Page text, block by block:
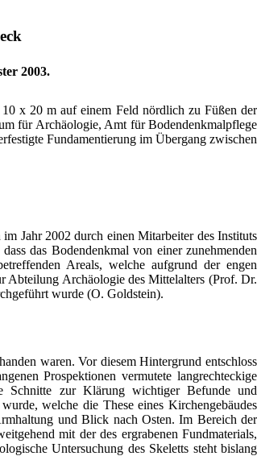
2003.
x 20 m auf einem Feld nördlich zu Füßen der
für Archäologie, Amt für Bodendenkmalpflege
Fundamentierung im Übergang zwischen
Jahr 2002 durch einen Mitarbeiter des Instituts
das Bodendenkmal von einer zunehmenden
Areals, welche aufgrund der engen
Abteilung Archäologie des Mittelalters (Prof. Dr.
wurde (O. Goldstein).
waren. Vor diesem Hintergrund entschloss
Prospektionen vermutete langrechteckige
Schnitte zur Klärung wichtiger Befunde und
welche die These eines Kirchengebäudes
und Blick nach Osten. Im Bereich der
mit der des ergrabenen Fundmaterials,
Untersuchung des Skeletts steht bislang